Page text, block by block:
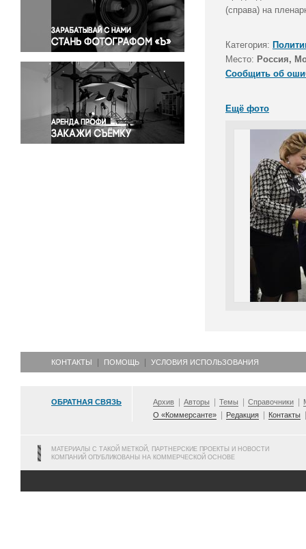
Правосудие
Происшествия и конфликты
Религия
Светская жизнь
Спорт
Экология
Экономика и бизнес
(справа) на
Категория:
Место: Россия,
Сообщить об
Ещё фото
КОНТАКТЫ ПОМОЩЬ УСЛОВИЯ ИСПОЛЬЗОВАНИЯ
ОБРАТНАЯ СВЯЗЬ Архив Авторы Темы Справочники
О «Коммерсанте»
Редакция Контакты
МАТЕРИАЛЫ С ТАКОЙ МЕТКОЙ, ПАРТНЕРСКИЕ ПРОЕКТЫ И НОВОСТИ
КОМПАНИЙ ОПУБЛИКОВАНЫ НА КОММЕРЧЕСКОЙ ОСНОВЕ